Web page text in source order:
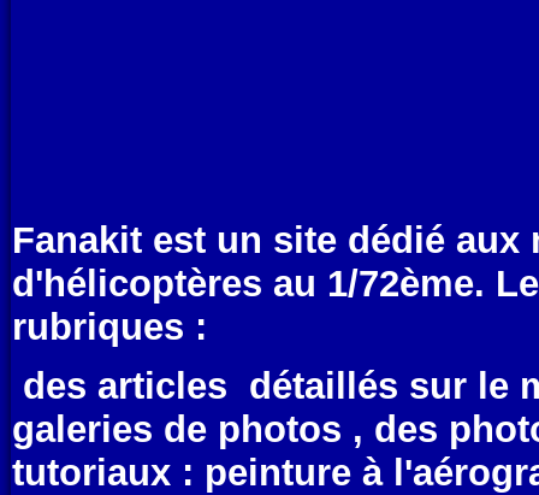
Fanakit est un site dédié aux
d'hélicoptères au 1/72ème.
rubriques :
des articles détaillés sur le
galeries de photos , des
tutoriaux : peinture à